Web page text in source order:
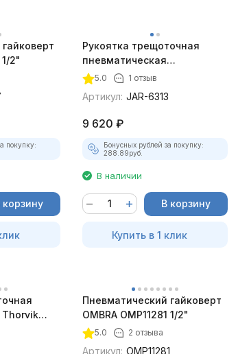
2"
покупку:
корзину
Рукоятка трещоточная
пневматическая
укороченная Jonnesway
5.0 1 отзыв
Артикул: JAR-6313
9 620 ₽
Бонусных рублей за покупку:
288.89руб.
В наличии
В корзину
Купить в 1 клик
Thorvik
Пневматический гайковерт
OMBRA OMP11281 1/2"
5.0 2 отзыва
Артикул: OMP11281